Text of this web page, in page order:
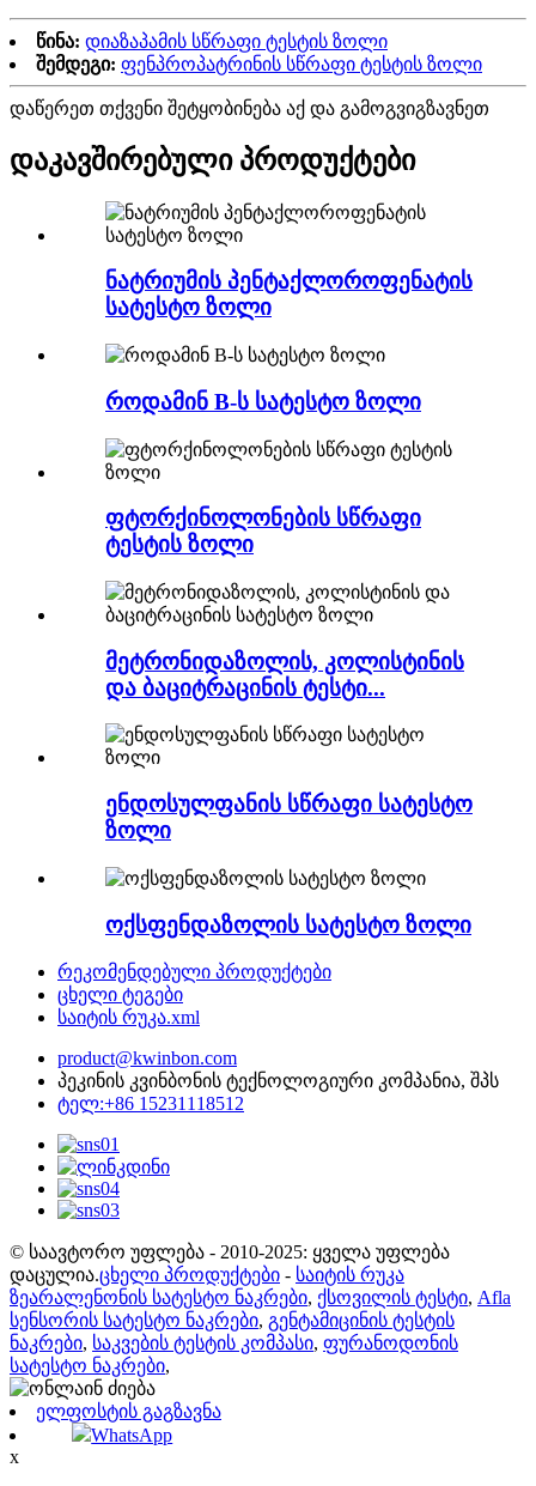
წინა: დიაზაპამის სწრაფი ტესტის ზოლი
შემდეგი: ფენპროპატრინის სწრაფი ტესტის ზოლი
დაწერეთ თქვენი შეტყობინება აქ და გამოგვიგზავნეთ
დაკავშირებული პროდუქტები
ნატრიუმის პენტაქლოროფენატის
სატესტო ზოლი
როდამინ B-ს სატესტო ზოლი
ფტორქინოლონების სწრაფი
ტესტის ზოლი
მეტრონიდაზოლის, კოლისტინის
და ბაციტრაცინის ტესტი...
ენდოსულფანის სწრაფი სატესტო
ზოლი
ოქსფენდაზოლის სატესტო ზოლი
რეკომენდებული პროდუქტები
ცხელი ტეგები
საიტის რუკა.xml
product@kwinbon.com
პეკინის კვინბონის ტექნოლოგიური კომპანია, შპს
ტელ:+86 15231118512
© საავტორო უფლება - 2010-2025: ყველა უფლება
დაცულია.ცხელი პროდუქტები - საიტის რუკა
ზეარალენონის სატესტო ნაკრები, ქსოვილის ტესტი, Afla
სენსორის სატესტო ნაკრები, გენტამიცინის ტესტის
ნაკრები, საკვების ტესტის კომპასი, ფურანოდონის
სატესტო ნაკრები,
ელფოსტის გაგზავნა
WhatsApp
x